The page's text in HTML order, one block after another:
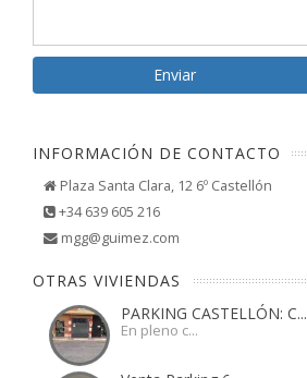
INFORMACIÓN DE CONTACTO
Plaza Santa Clara, 12 6º Castellón
+34 639 605 216
mgg@guimez.com
OTRAS VIVIENDAS
PARKING CASTELLÓN: C...
En pleno c...